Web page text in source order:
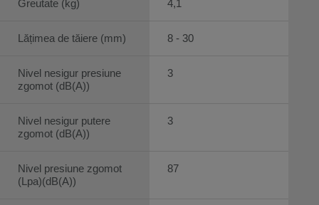
Greutate (kg)
Lățimea de tăiere (mm)
Nivel nesigur presiune
zgomot (dB(A))
Nivel nesigur putere
zgomot (dB(A))
Nivel presiune zgomot
(Lpa)(dB(A))
4,1
8 - 30
3
3
87